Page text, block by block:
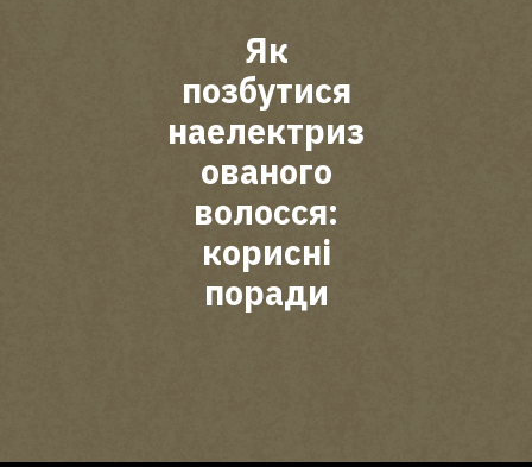
Як
позбутися
наелектриз
ованого
волосся:
корисні
поради